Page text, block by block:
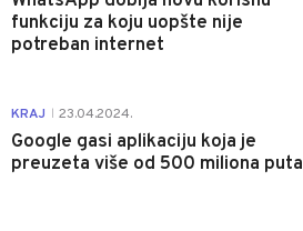
funkciju za koju uopšte nije
potreban internet
KRAJ 23.04.2024.
Google gasi aplikaciju koja je
preuzeta više od 500 miliona puta